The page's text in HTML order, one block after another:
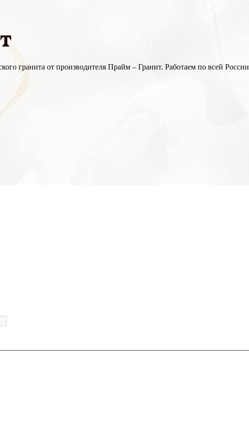
гранита от производителя Прайм – Гранит. Работаем по всей России